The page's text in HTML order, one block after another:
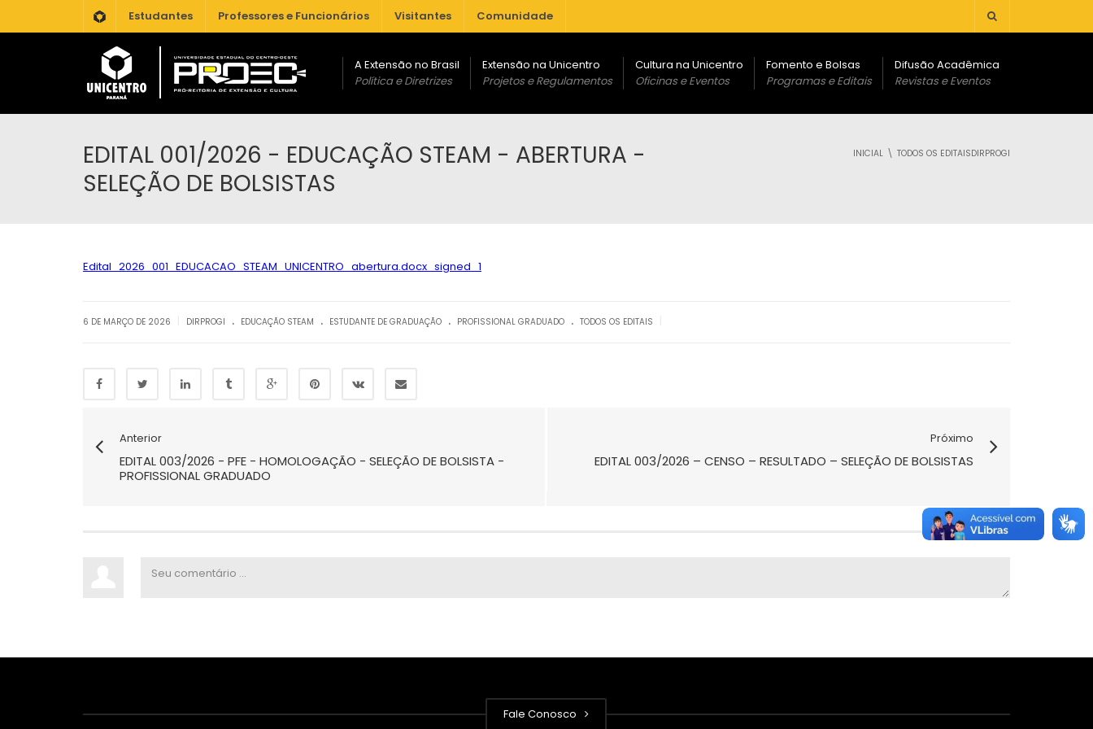
. Estudantes Professores e Funcionários Visitantes Comunidade
A Extensão no Brasil
Política e Diretrizes
Extensão na Unicentro
Projetos e Regulamentos
Cultura na Unicentro
Oficinas e Eventos
Fomento e Bolsas
Programas e Editais
Difusão Acadêmica
Revistas e Eventos
EDITAL 001/2026 - EDUCAÇÃO STEAM - ABERTURA -
SELEÇÃO DE BOLSISTAS
INICIAL TODOS OS EDITAISDIRPROGI
Edital_2026_001_EDUCACAO_STEAM_UNICENTRO_abertura.docx_signed_1
6 DE MARÇO DE 2026 DIRPROGI . EDUCAÇÃO STEAM . ESTUDANTE DE GRADUAÇÃO . PROFISSIONAL GRADUADO . TODOS OS EDITAIS
Anterior
EDITAL 003/2026 - PFE - HOMOLOGAÇÃO - SELEÇÃO DE BOLSISTA -
PROFISSIONAL GRADUADO
Próximo
EDITAL 003/2026 – CENSO – RESULTADO – SELEÇÃO DE BOLSISTAS
Fale Conosco